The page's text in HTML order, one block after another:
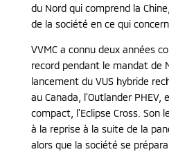
du Nord qui comprend la
de la société en ce qui
VVMC a connu deux années
record pendant le mandat de
lancement du VUS hybride
au Canada, l’Outlander PHEV,
compact, l’Eclipse Cross. Son
à la reprise à la suite de la
alors que la société se